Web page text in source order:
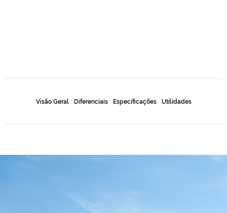
Visão Geral Diferenciais Especificações Utilidades